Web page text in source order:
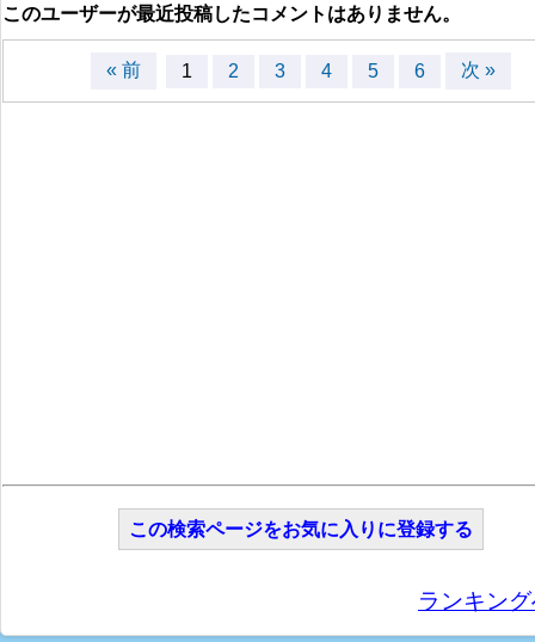
このユーザーが最近投稿したコメントはありません。
« 前 1 2 3 4 5 6 次 »
この検索ページをお気に入りに登録する
ランキン